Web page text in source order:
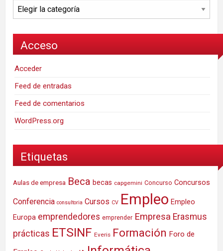
Categorías
Acceso
Acceder
Feed de entradas
Feed de comentarios
WordPress.org
Etiquetas
Aulas de empresa Beca becas capgemini Concurso Concursos
Conferencia consultoria Cursos CV Empleo Empleo
Europa emprendedores emprender Empresa Erasmus
prácticas ETSINF Everis Formación Foro de